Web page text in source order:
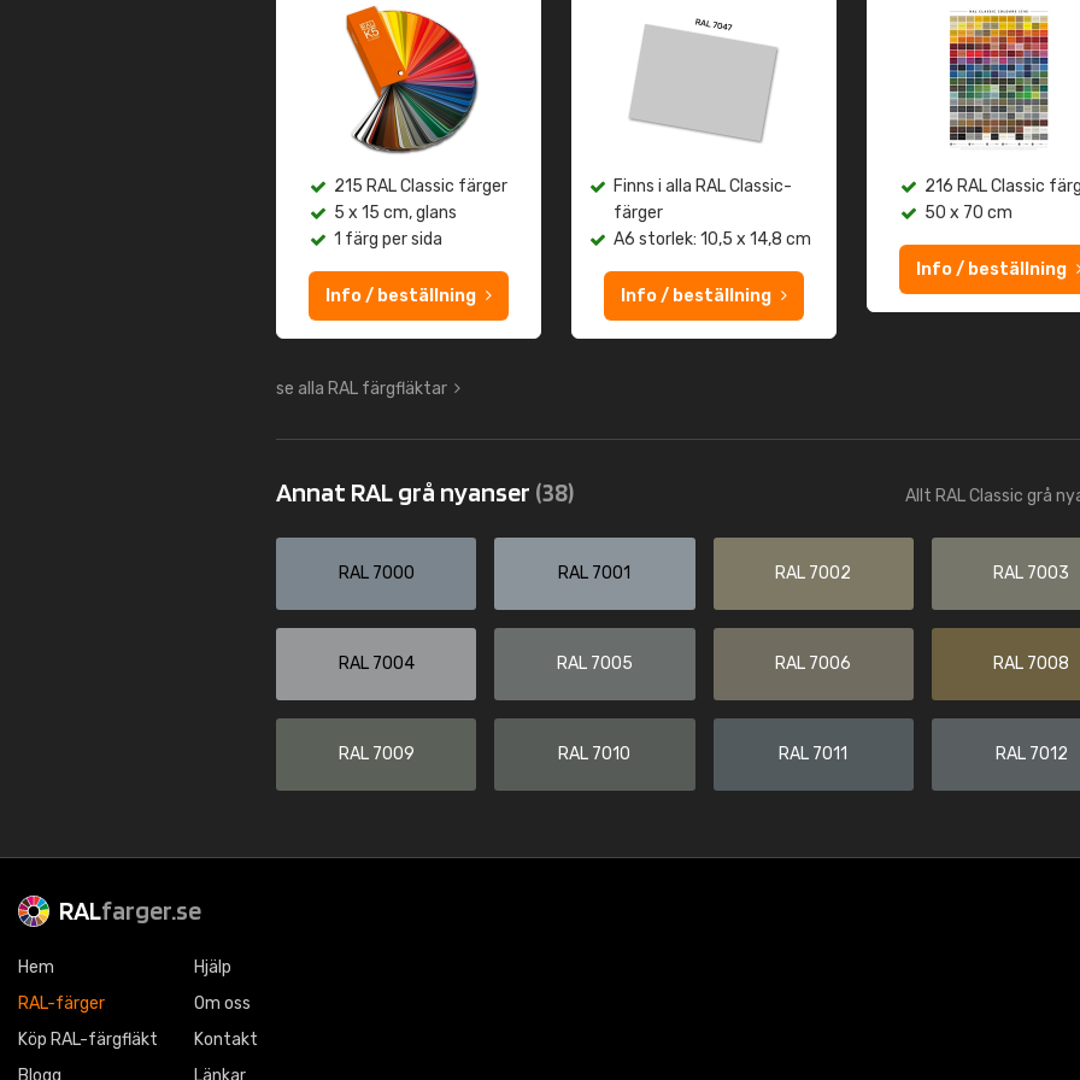
215 RAL Classic färger
5 x 15 cm, glans
1 färg per sida
Info / beställning
Finns i alla RAL Classic-
färger
A6 storlek: 10,5 x 14,8 cm
Info / beställning
216 RAL Classic
50 x 70 cm
Info / beställning
se alla RAL färgfläktar
Annat RAL grå nyanser (38) Allt RAL Classic grå
RAL 7000 RAL 7001 RAL 7002 RAL 7003
RAL 7004 RAL 7005 RAL 7006 RAL 7008
RAL 7009 RAL 7010 RAL 7011 RAL 7012
RALfarger.se
Hem
RAL-färger
Köp RAL-färgfläkt
Blogg
Hjälp
Om oss
Kontakt
Länkar